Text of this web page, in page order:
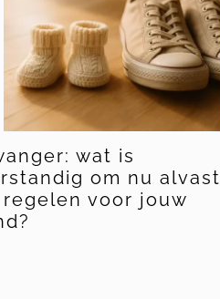
wat is
om nu alvast
voor jouw